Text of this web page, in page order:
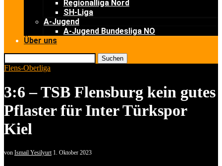
Regionalliga Nord
SH-Liga
A-Jugend
A-Jugend Bundesliga NO
Über uns
Suchen
Flens-Oberliga
3:6 – TSB Flensburg kein gutes
Pflaster für Inter Türkspor
Kiel
von Ismail Yesilyurt 1. Oktober 2023